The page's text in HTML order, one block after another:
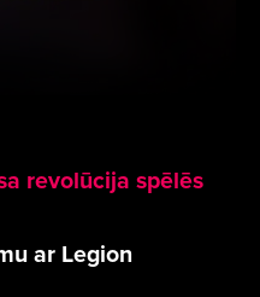
revolūcija spēlēs
ar Legion